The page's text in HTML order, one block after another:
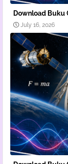
Download Buku
July 16, 2026